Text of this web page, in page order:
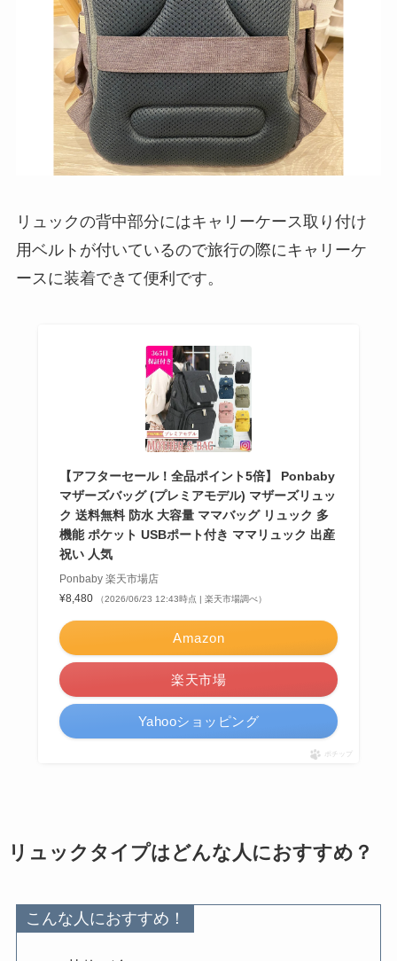
リュックの背中部分にはキャリーケース取り付け
用ベルトが付いているので旅行の際にキャリーケ
ースに装着できて便利です。
【アフターセール！全品ポイント5倍】 Ponbaby
マザーズバッグ (プレミアモデル) マザーズリュッ
ク 送料無料 防水 大容量 ママバッグ リュック 多
機能 ポケット USBポート付き ママリュック 出産
祝い 人気
Ponbaby 楽天市場店
¥8,480
（2026/06/23 12:43時点 | 楽天市場調べ）
Amazon
楽天市場
Yahooショッピング
ポチップ
リュックタイプはどんな人におすすめ？
こんな人におすすめ！